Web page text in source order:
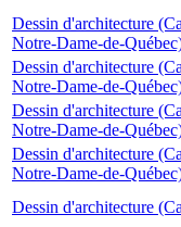
Dessin d'architecture
Notre-Dame-de-
Dessin d'architecture
Notre-Dame-de-
Dessin d'architecture
Notre-Dame-de-
Dessin d'architecture
Notre-Dame-de-
Dessin d'architecture